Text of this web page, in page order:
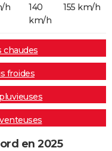
h
140
km/h
155 km/h
chaudes
froides
en 2025